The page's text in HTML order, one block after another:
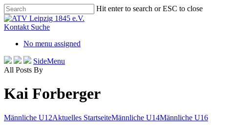
Skip
to
main
Hit enter to search or ESC to close
Close
Search
Kontakt Suche
No menu assigned
SideMenu
All Posts By
Kai Forberger
Männliche U12Aktuelles StartseiteMännliche U14Männliche U16